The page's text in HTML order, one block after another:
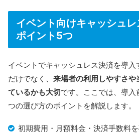
Airペイの詳細について
Airペイとは？特
ット・導入方法ま
Airペイは、クレジット
ド決済など、様々な決
接続するだけで簡単に
店舗や個人事業主にと
store-and-
決済手数料 2.2％〜3.24％
対応決済手段
クレジットカ
電子マネー（
QRコード決
楽天銀行：翌
その他の銀行
イベント向けキャッシュ
ポイント5つ
イベントでキャッシュレス決済を導
だけでなく、 来場者の利用しやすさ
ているかも大切です。ここでは、導
つの選び方のポイントを解説します。
初期費用・月額料金・決済手数料